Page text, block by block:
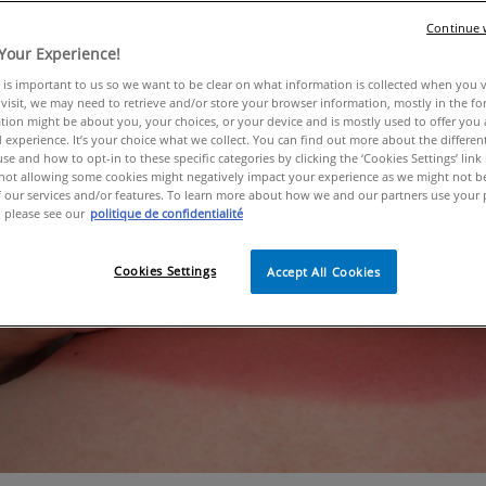
soleil peut arriver à tout le monde : la peau tiraille,
aux UV : les UVB pour les brûlures immédiates, les
découvrez comment soulager votre peau sous les
Experience!
is important to us so we want to be clear on what information is collected when you
we may need to retrieve and/or store your browser information, mostly in the
might be about you, your choices, or your device and is mostly used to offer you
experience. It’s your choice what we collect. You can find out more about the
and how to opt-in to these specific categories by clicking the ‘Cookies Settings’ link
allowing some cookies might negatively impact your experience as we might not
services and/or features. To learn more about how we and our partners use your
see our politique de confidentialité
Cookies Settings Accept All Cookies
Continue